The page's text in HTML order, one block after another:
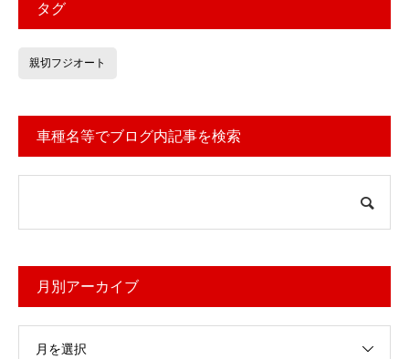
タグ
親切フジオート
車種名等でブログ内記事を検索
月別アーカイブ
月を選択